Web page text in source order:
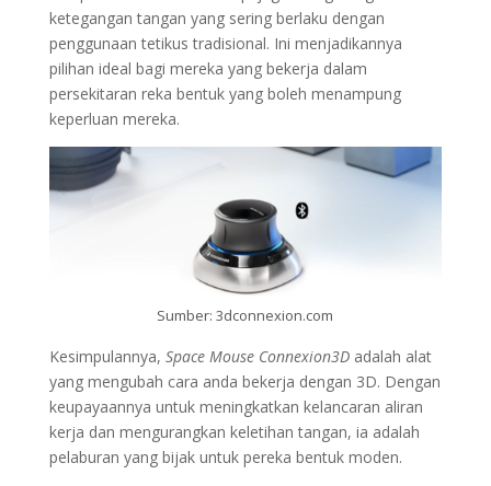
ketegangan tangan yang sering berlaku dengan
penggunaan tetikus tradisional. Ini menjadikannya
pilihan ideal bagi mereka yang bekerja dalam
persekitaran reka bentuk yang boleh menampung
keperluan mereka.
Sumber: 3dconnexion.com
Kesimpulannya, Space Mouse Connexion3Dadalah alat
yang mengubah cara anda bekerja dengan 3D. Dengan
keupayaannya untuk meningkatkan kelancaran aliran
kerja dan mengurangkan keletihan tangan, ia adalah
pelaburan yang bijak untuk pereka bentuk moden.